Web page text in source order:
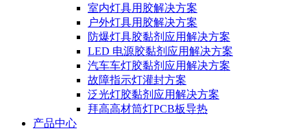
室内灯具用胶解决方案
户外灯具用胶解决方案
防爆灯具胶黏剂应用解决方案
LED 电源胶黏剂应用解决方案
汽车车灯胶黏剂应用解决方案
故障指示灯灌封方案
泛光灯胶黏剂应用解决方案
拜高高材筒灯PCB板导热
产品中心